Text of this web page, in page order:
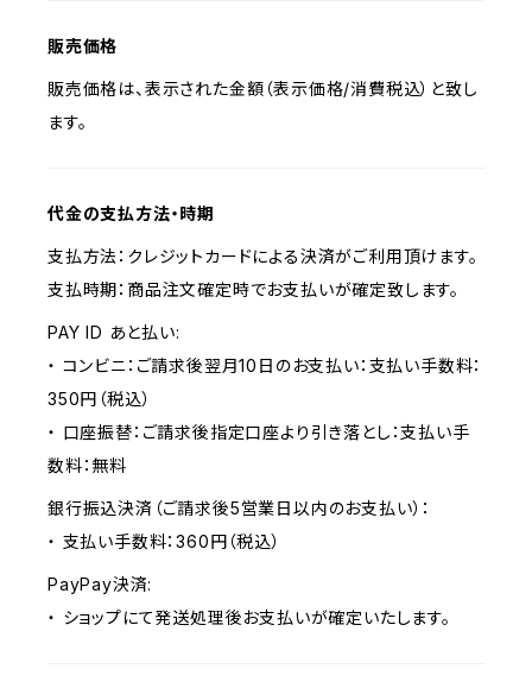
販売価格
販売価格は、表示された金額（表示価格/消費税込）と致し
ます。
代金の支払方法・時期
支払方法：クレジットカードによる決済がご利用頂けます。
支払時期：商品注文確定時でお支払いが確定致します。
PAY ID あと払い:
・ コンビニ：ご請求後翌月10日のお支払い：支払い手数料：
350円（税込）
・ 口座振替：ご請求後指定口座より引き落とし：支払い手
数料：無料
銀行振込決済（ご請求後5営業日以内のお支払い）：
・ 支払い手数料：360円（税込）
PayPay決済:
・ ショップにて発送処理後お支払いが確定いたします。